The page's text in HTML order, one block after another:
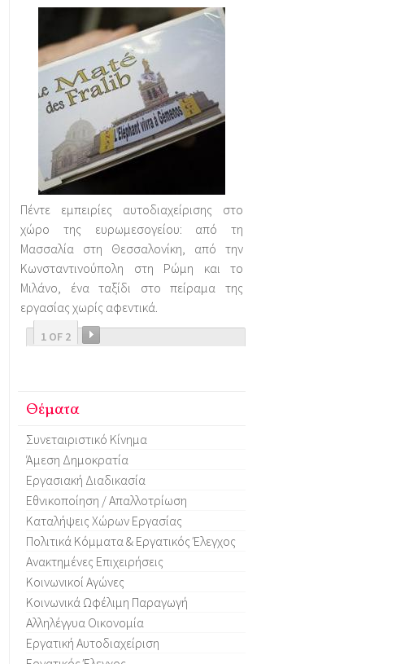
Πέντε εμπειρίες αυτοδιαχείρισης στο
χώρο της ευρωμεσογείου: από τη
Μασσαλία στη Θεσσαλονίκη, από την
Κωνσταντινούπολη στη Ρώμη και το
Μιλάνο, ένα ταξίδι στο πείραμα της
εργασίας χωρίς αφεντικά.
1 OF 2
Θέματα
Συνεταιριστικό Κίνημα
Άμεση Δημοκρατία
Εργασιακή Διαδικασία
Εθνικοποίηση / Απαλλοτρίωση
Καταλήψεις Χώρων Εργασίας
Πολιτικά Κόμματα & Εργατικός Έλεγχος
Ανακτημένες Επιχειρήσεις
Κοινωνικοί Αγώνες
Κοινωνικά Ωφέλιμη Παραγωγή
Αλληλέγγυα Οικονομία
Εργατική Αυτοδιαχείριση